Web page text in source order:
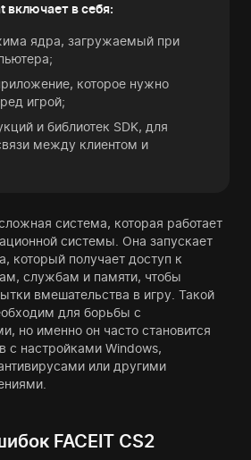
включает в себя:
ядра, загружаемый при
которое нужно
игрой;
и библиотек SDK, для
между клиентом и
система, которая работает
системы. Она запускает
который получает доступ к
службам и памяти, чтобы
вмешательства в игру. Такой
для борьбы с
но именно он часто становится
с настройками Windows,
или другими
FACEIT CS2